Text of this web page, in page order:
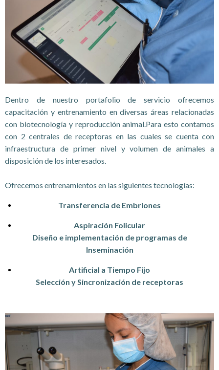
Dentro de nuestro portafolio de servicio ofrecemos
capacitación y entrenamiento en diversas áreas relacionadas
con biotecnología y reproducción animal.Para esto contamos
con 2 centrales de receptoras en las cuales se cuenta con
infraestructura de primer nivel y volumen de animales a
disposición de los interesados.
Ofrecemos entrenamientos en las siguientes tecnologías:
Transferencia de Embriones
Aspiración Folicular
Diseño e implementación de programas de
Inseminación
Artificial a Tiempo Fijo
Selección y Sincronización de receptoras